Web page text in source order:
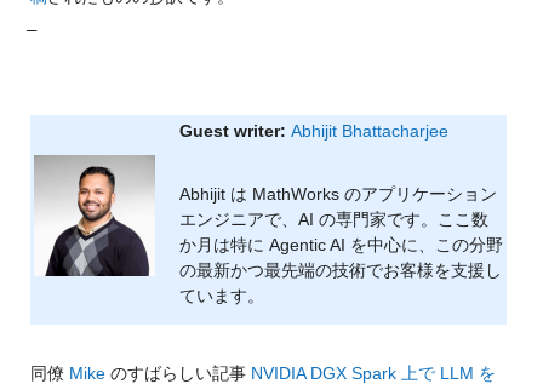
—
Guest writer: Abhijit Bhattacharjee
Abhijit は MathWorks のアプリケーション
エンジニアで、AI の専門家です。ここ数
か月は特に Agentic AI を中心に、この分野
の最新かつ最先端の技術でお客様を支援し
ています。
同僚 Mike のすばらしい記事 NVIDIA DGX Spark 上で LLM を